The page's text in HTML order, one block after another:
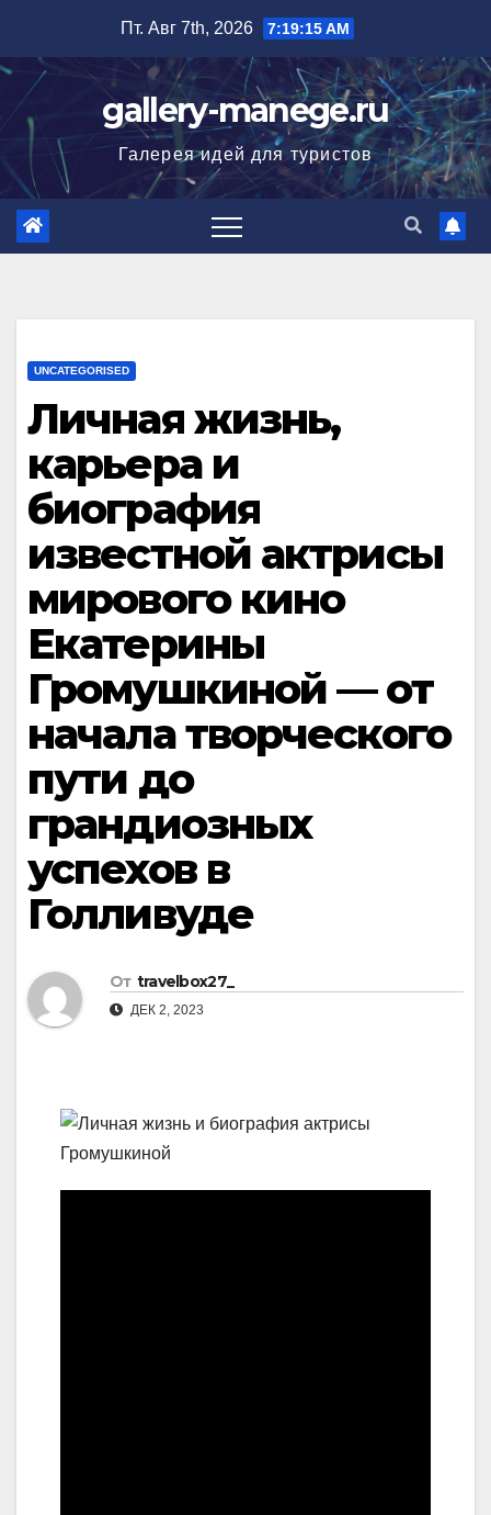
содержимому
Пт. Авг 7th, 2026 7:19:16 AM
gallery-manege.ru
Галерея идей для туристов
UNCATEGORISED
Личная жизнь,
карьера и
биография
известной актрисы
мирового кино
Екатерины
Громушкиной — от
начала творческого
пути до
грандиозных
успехов в
Голливуде
От travelbox27_
ДЕК 2, 2023